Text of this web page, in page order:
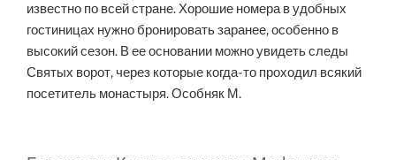
известно по всей стране. Хорошие номера в удобных
гостиницах нужно бронировать заранее, особенно в
высокий сезон. В ее основании можно увидеть следы
Святых ворот, через которые когда-то проходил всякий
посетитель монастыря. Особняк М.